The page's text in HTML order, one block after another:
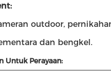
outdoor,
dan bengkel.
Untuk Perayaan: